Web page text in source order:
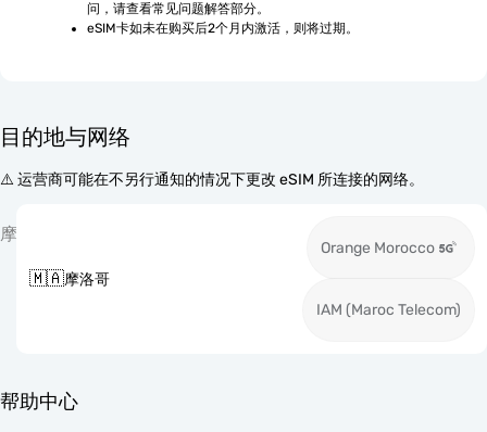
问，请查看常见问题解答部分。
eSIM卡如未在购买后2个月内激活，则将过期。
目的地与网络
⚠️ 运营商可能在不另行通知的情况下更改 eSIM 所连接的网络。
摩
🇲🇦摩洛哥
Orange Morocco
IAM (Maroc Telecom)
帮助中心